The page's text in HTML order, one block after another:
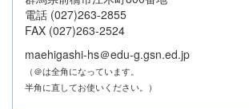
電話 (027)263-2855
FAX (027)263-2524
maehigashi-hs＠edu-g.gsn.ed.jp
（＠は全角になっています。
半角に直してお使いください。）